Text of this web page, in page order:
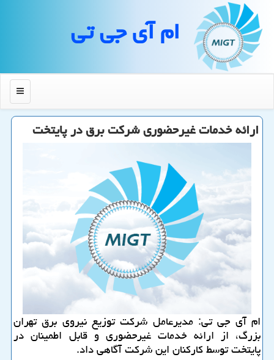
ام آی جی تی
منو
ارائه خدمات غیرحضوری شركت برق در پایتخت
ام آی جی تی: مدیرعامل شركت توزیع نیروی برق تهران
بزرگ، از ارائه خدمات غیرحضوری و قابل اطمینان در
پایتخت توسط كاركنان این شركت آگاهی داد.